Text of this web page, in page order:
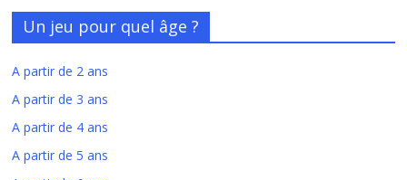
Un jeu pour quel âge ?
A partir de 2 ans
A partir de 3 ans
A partir de 4 ans
A partir de 5 ans